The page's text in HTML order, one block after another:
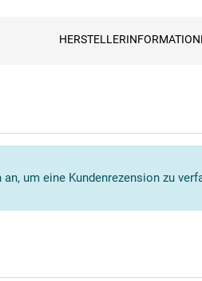
um eine Kundenrezension zu